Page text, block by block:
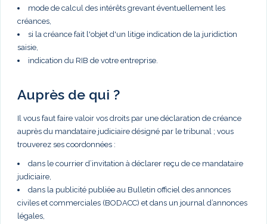
mode de calcul des intérêts grevant éventuellement les
créances,
si la créance fait l'objet d'un litige indication de la juridiction
saisie,
indication du RIB de votre entreprise.
Auprès de qui ?
Il vous faut faire valoir vos droits par une déclaration de créance
auprès du mandataire judiciaire désigné par le tribunal ; vous
trouverez ses coordonnées :
dans le courrier d’invitation à déclarer reçu de ce mandataire
judiciaire,
dans la publicité publiée au Bulletin officiel des annonces
civiles et commerciales (BODACC) et dans un journal d’annonces
légales,